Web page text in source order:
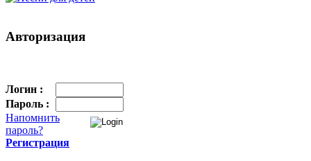
Авторизация
Логин :
Пароль :
Напомнить
пароль?
Регистрация